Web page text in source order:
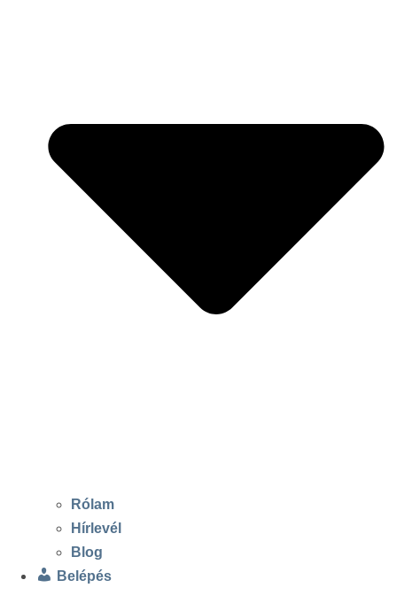
Rólam
Hírlevél
Blog
Belépés